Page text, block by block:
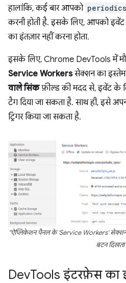
हालांकि, कई बार आपको
करनी होती है. इसके लिए, आपको इवेंट
का इंतज़ार नहीं करना होता.
इसके लिए, Chrome DevTools में
Service Workersसेक्शन का
वाले सिंकफ़ील्ड की मदद से, इवेंट के
टैग दिया जा सकता है. साथ ही, इसे
ट्रिगर किया जा सकता है.
"ऐप्लिकेशन पैनल के 'Service Workers'
बटन दिखता
DevTools इंटरफ़ेस का